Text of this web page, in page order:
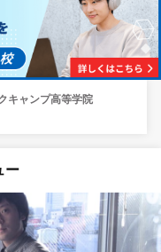
キャンプ高等学院
ー